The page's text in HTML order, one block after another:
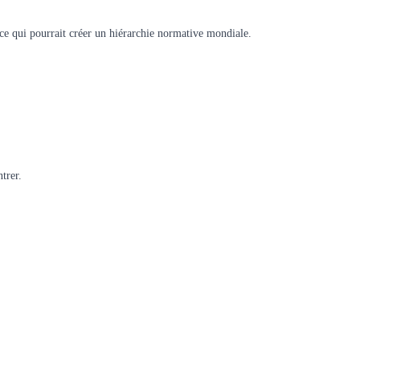
ce qui pourrait créer un hiérarchie normative mondiale.